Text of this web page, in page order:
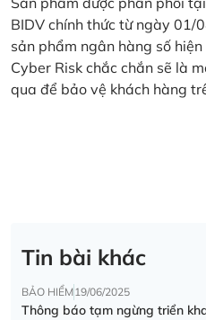
BIDV chính thức từ ngày 01/
sản phẩm ngân hàng số
Cyber Risk chắc chắn sẽ là
qua để bảo vệ khách hàng
Tin bài khác
BẢO HIỂM19/06/2025
Thông báo tạm ngừng triển